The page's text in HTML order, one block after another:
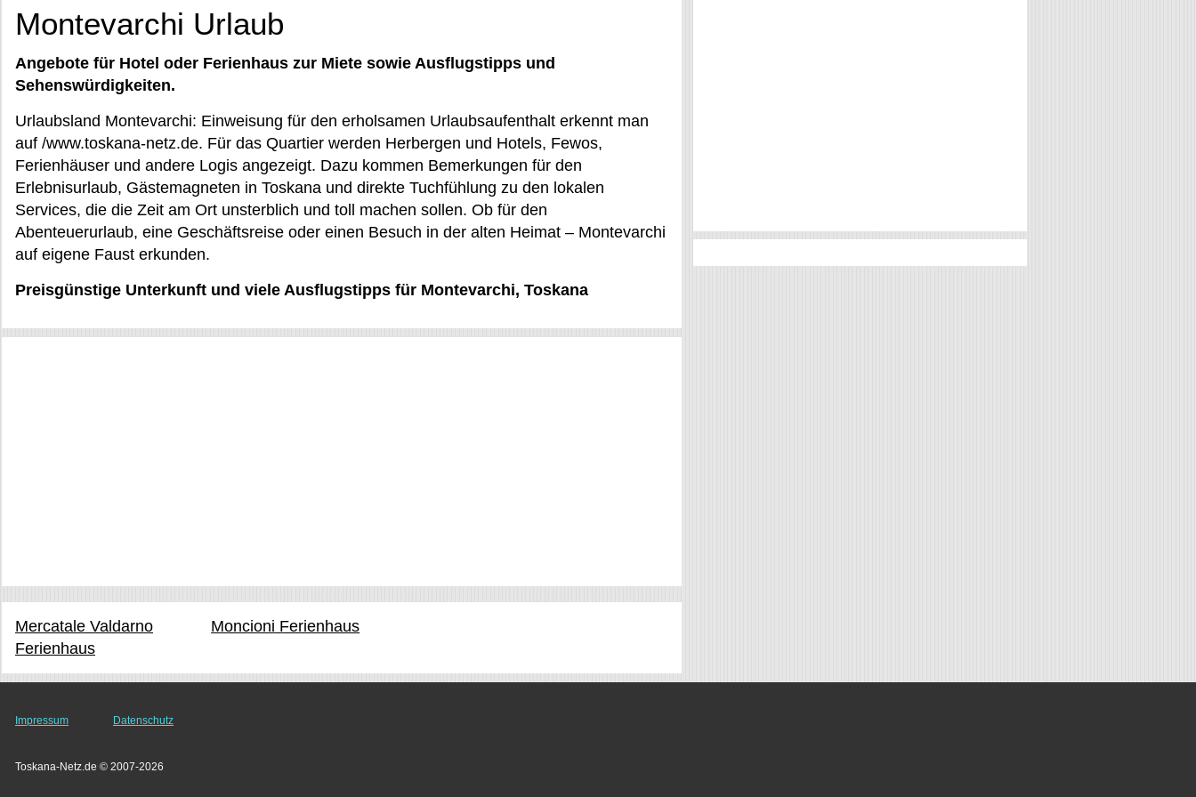
Montevarchi Urlaub
Angebote für Hotel oder Ferienhaus zur Miete sowie Ausflugstipps und
Sehenswürdigkeiten.
Urlaubsland Montevarchi: Einweisung für den erholsamen Urlaubsaufenthalt erkennt man
auf /www.toskana-netz.de. Für das Quartier werden Herbergen und Hotels, Fewos,
Ferienhäuser und andere Logis angezeigt. Dazu kommen Bemerkungen für den
Erlebnisurlaub, Gästemagneten in Toskana und direkte Tuchfühlung zu den lokalen
Services, die die Zeit am Ort unsterblich und toll machen sollen. Ob für den
Abenteuerurlaub, eine Geschäftsreise oder einen Besuch in der alten Heimat – Montevarchi
auf eigene Faust erkunden.
Preisgünstige Unterkunft und viele Ausflugstipps für Montevarchi, Toskana
Mercatale Valdarno
Ferienhaus
Moncioni Ferienhaus
Impressum Datenschutz
Toskana-Netz.de © 2007-2026